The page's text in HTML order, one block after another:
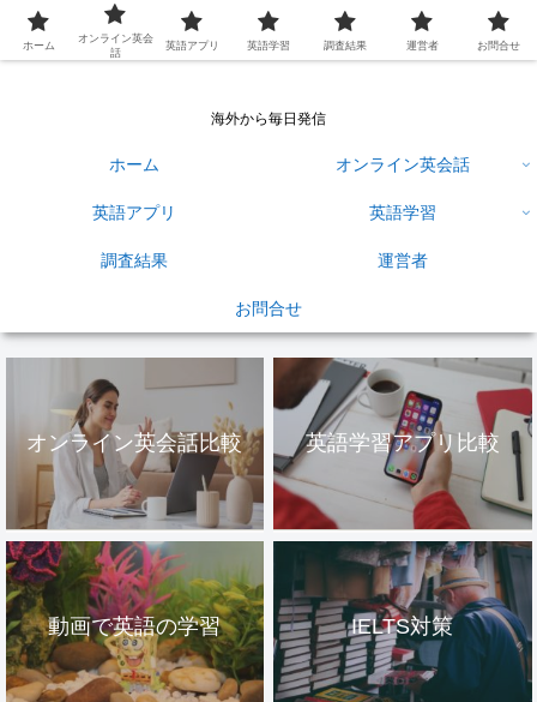
英語学習ひろば
海外から毎日発信
ホーム オンライン英会話
英語アプリ 英語学習
調査結果 運営者
お問合せ
オンライン英会話比較 英語学習アプリ比較
動画で英語の学習 IELTS対策
ホーム
オンライン英会
話
英語アプリ 英語学習 調査結果 運営者 お問合せ